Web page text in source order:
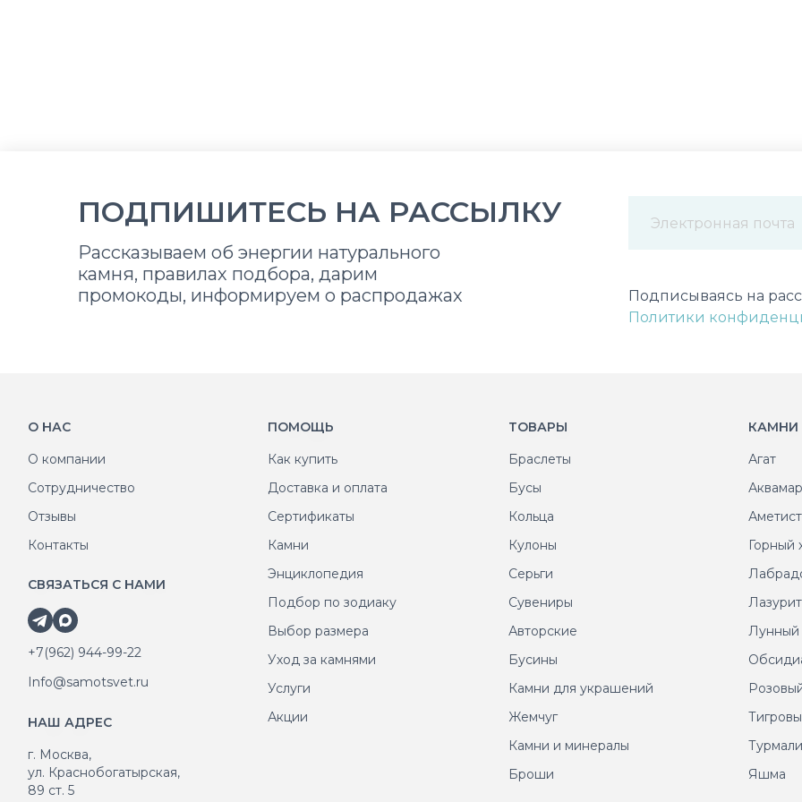
ПОДПИШИТЕСЬ НА РАССЫЛКУ
Рассказываем об энергии натурального
камня, правилах подбора, дарим
промокоды, информируем о распродажах
Подписываясь на
Политики
О НАС
О компании
Сотрудничество
Отзывы
Контакты
СВЯЗАТЬСЯ С НАМИ
+7(962) 944-99-22
Info@samotsvet.ru
НАШ АДРЕС
г. Москва,
ул. Краснобогатырская,
89 ст. 5
ПОМОЩЬ
Как купить
Доставка и оплата
Сертификаты
Камни
Энциклопедия
Подбор по зодиаку
Выбор размера
Уход за камнями
Услуги
Акции
ТОВАРЫ
Браслеты
Бусы
Кольца
Кулоны
Серьги
Сувениры
Авторские
Бусины
Камни для украшений
Жемчуг
Камни и минералы
Броши
КАМНИ
Агат
Аметист
Горный
Лазурит
Лунный
Яшма